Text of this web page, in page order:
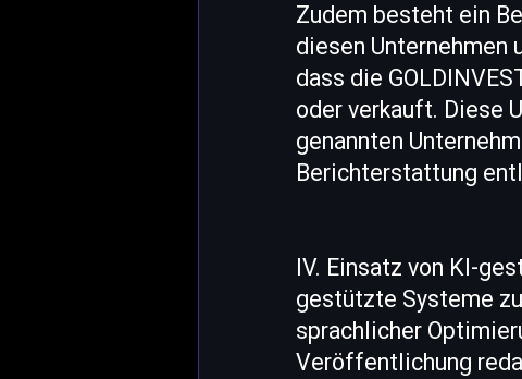
Zudem besteht ein
diesen Unternehmen
dass die
oder verkauft. Diese
genannten
Berichterstattung
IV. Einsatz von KI-
gestützte Systeme
sprachlicher
Veröffentlichung